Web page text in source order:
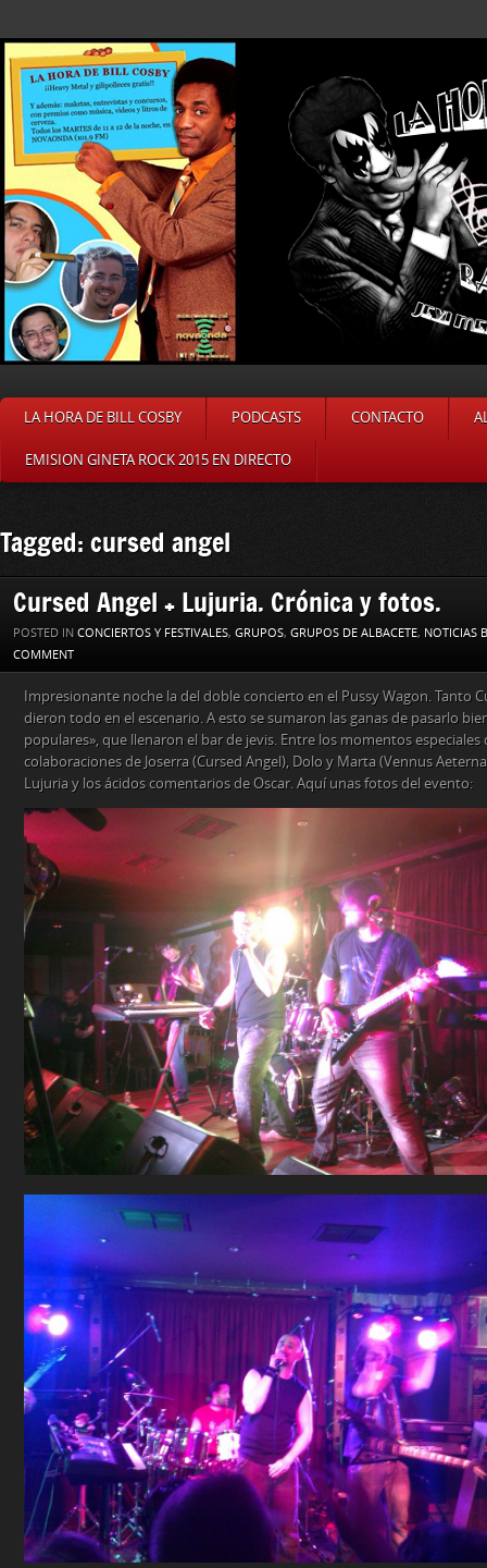
LA HORA DE BILL COSBY PODCASTS CONTACTO
EMISION GINETA ROCK 2015 EN DIRECTO
Tagged: cursed angel
Cursed Angel + Lujuria. Crónica y fotos.
POSTED IN CONCIERTOS Y FESTIVALES, GRUPOS, GRUPOS DE ALBACETE, NOTICIAS
COMMENT
Impresionante noche la del doble concierto en el Pussy Wagon. Tanto
dieron todo en el escenario. A esto se sumaron las ganas de pasarlo
populares», que llenaron el bar de jevis. Entre los momentos
colaboraciones de Joserra (Cursed Angel), Dolo y Marta (Vennus
Lujuria y los ácidos comentarios de Oscar. Aquí unas fotos del evento: